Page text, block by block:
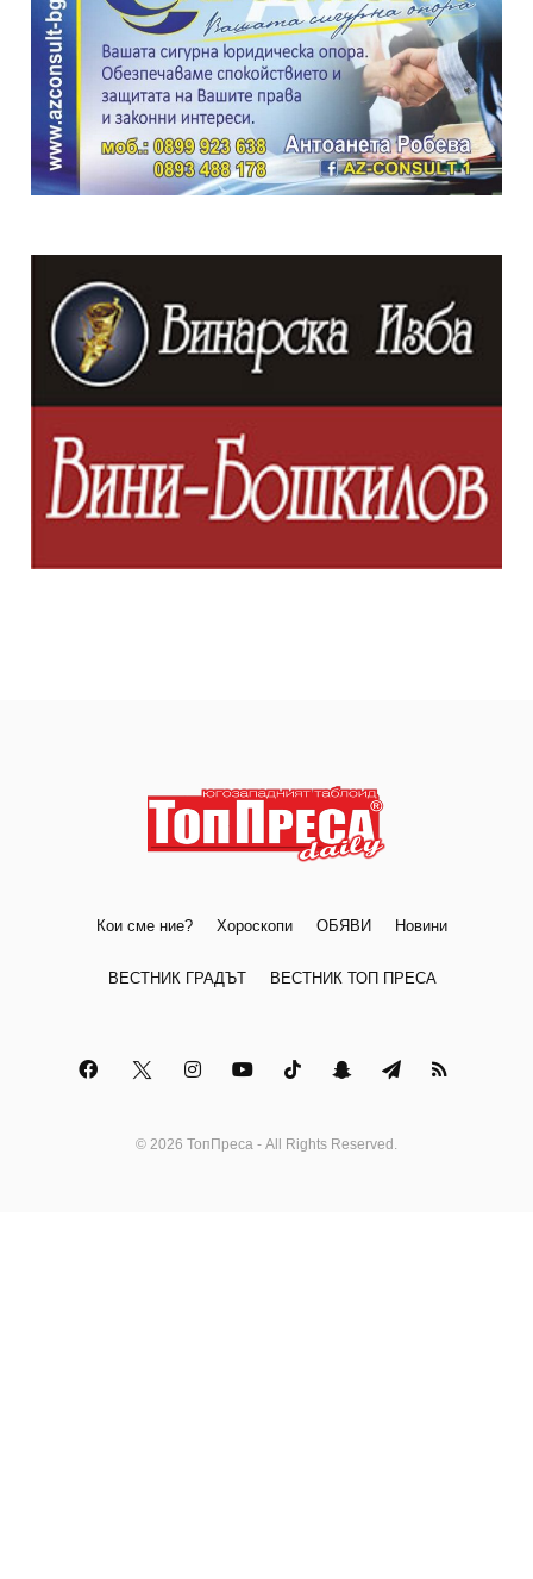
Кои сме ние? Хороскопи ОБЯВИ Новини
ВЕСТНИК ГРАДЪТ ВЕСТНИК ТОП ПРЕСА
© 2026 ТопПреса - All Rights Reserved.